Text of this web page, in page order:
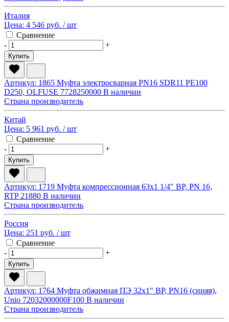
Италия
Цена: 4 546 руб. / шт
Сравнение
-
+
Купить
Артикул: 1865 Муфта электросварная PN16 SDR11 PE100
D250, OLFUSE 7728250000 В наличии
Страна производитель
Китай
Цена: 5 961 руб. / шт
Сравнение
-
+
Купить
Артикул: 1719 Муфта компрессионная 63х1 1/4" ВР, PN 16,
RTP 21880 В наличии
Страна производитель
Россия
Цена: 251 руб. / шт
Сравнение
-
+
Купить
Артикул: 1764 Муфта обжимная ПЭ 32х1" ВР, PN16 (синяя),
Unio 72032000000F100 В наличии
Страна производитель